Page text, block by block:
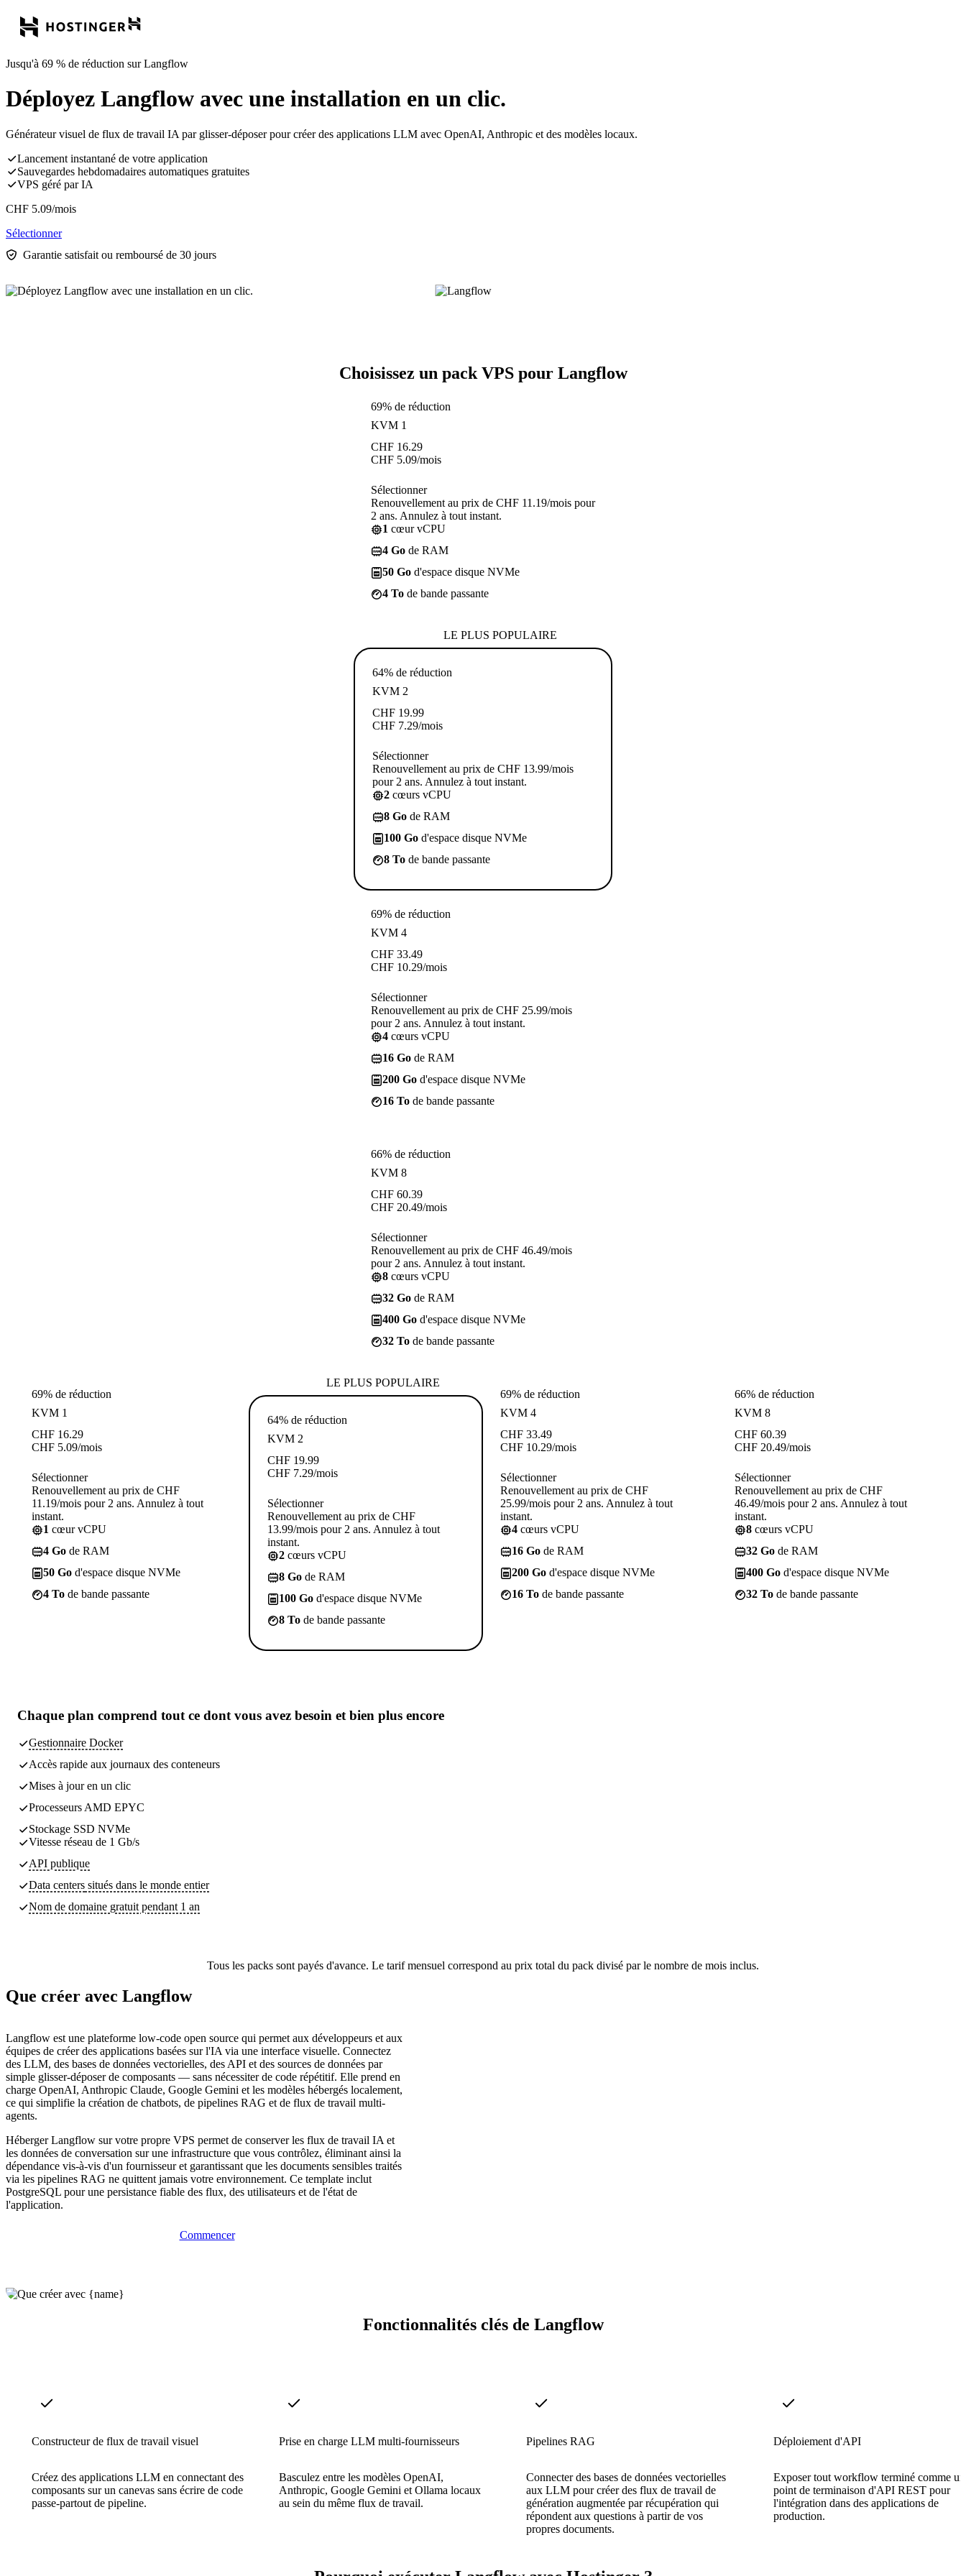
Jusqu'à 69 % de réduction sur Langflow
Déployez Langflow avec une installation en un clic.
Générateur visuel de flux de travail IA par glisser-déposer pour créer des applications LLM avec OpenAI, Anthropic et des modèles locaux.
Lancement instantané de votre application
Sauvegardes hebdomadaires automatiques gratuites
VPS géré par IA
CHF 5.09/mois
Sélectionner
Garantie satisfait ou remboursé de 30 jours
Choisissez un pack VPS pour Langflow
69% de réduction
KVM 1
CHF 16.29
CHF 5.09/mois
Sélectionner
Renouvellement au prix de CHF 11.19/mois pour
2 ans. Annulez à tout instant.
1 cœur vCPU
4 Go de RAM
50 Go d'espace disque NVMe
4 To de bande passante
LE PLUS POPULAIRE
64% de réduction
KVM 2
CHF 19.99
CHF 7.29/mois
Sélectionner
Renouvellement au prix de CHF 13.99/mois
pour 2 ans. Annulez à tout instant.
2 cœurs vCPU
8 Go de RAM
100 Go d'espace disque NVMe
8 To de bande passante
69% de réduction
KVM 4
CHF 33.49
CHF 10.29/mois
Sélectionner
Renouvellement au prix de CHF 25.99/mois
pour 2 ans. Annulez à tout instant.
4 cœurs vCPU
16 Go de RAM
200 Go d'espace disque NVMe
16 To de bande passante
66% de réduction
KVM 8
CHF 60.39
CHF 20.49/mois
Sélectionner
Renouvellement au prix de CHF 46.49/mois
pour 2 ans. Annulez à tout instant.
8 cœurs vCPU
32 Go de RAM
400 Go d'espace disque NVMe
32 To de bande passante
69% de réduction
KVM 1
CHF 16.29
CHF 5.09/mois
Sélectionner
Renouvellement au prix de CHF
11.19/mois pour 2 ans. Annulez à tout
instant.
1 cœur vCPU
4 Go de RAM
50 Go d'espace disque NVMe
4 To de bande passante
LE PLUS POPULAIRE
64% de réduction
KVM 2
CHF 19.99
CHF 7.29/mois
Sélectionner
Renouvellement au prix de CHF
13.99/mois pour 2 ans. Annulez à tout
instant.
2 cœurs vCPU
8 Go de RAM
100 Go d'espace disque NVMe
8 To de bande passante
69% de réduction
KVM 4
CHF 33.49
CHF 10.29/mois
Sélectionner
Renouvellement au prix de CHF
25.99/mois pour 2 ans. Annulez à tout
instant.
4 cœurs vCPU
16 Go de RAM
200 Go d'espace disque NVMe
16 To de bande passante
66% de réduction
KVM 8
CHF 60.39
CHF 20.49/mois
Sélectionner
Renouvellement au prix de CHF
46.49/mois pour 2 ans. Annulez à tout
instant.
8 cœurs vCPU
32 Go de RAM
400 Go d'espace disque NVMe
32 To de bande passante
Chaque plan comprend tout ce dont vous avez besoin et bien plus encore
Gestionnaire Docker
Accès rapide aux journaux des conteneurs
Mises à jour en un clic
Processeurs AMD EPYC
Stockage SSD NVMe
Vitesse réseau de 1 Gb/s
API publique
Data centers situés dans le monde entier
Nom de domaine gratuit pendant 1 an
Tous les packs sont payés d'avance. Le tarif mensuel correspond au prix total du pack divisé par le nombre de mois inclus.
Que créer avec Langflow
Langflow est une plateforme low-code open source qui permet aux développeurs et aux
équipes de créer des applications basées sur l'IA via une interface visuelle. Connectez
des LLM, des bases de données vectorielles, des API et des sources de données par
simple glisser-déposer de composants — sans nécessiter de code répétitif. Elle prend en
charge OpenAI, Anthropic Claude, Google Gemini et les modèles hébergés localement,
ce qui simplifie la création de chatbots, de pipelines RAG et de flux de travail multi-
agents.
Héberger Langflow sur votre propre VPS permet de conserver les flux de travail IA et
les données de conversation sur une infrastructure que vous contrôlez, éliminant ainsi la
dépendance vis-à-vis d'un fournisseur et garantissant que les documents sensibles traités
via les pipelines RAG ne quittent jamais votre environnement. Ce template inclut
PostgreSQL pour une persistance fiable des flux, des utilisateurs et de l'état de
l'application.
Commencer
Fonctionnalités clés de Langflow
Constructeur de flux de travail visuel
Créez des applications LLM en connectant des
composants sur un canevas sans écrire de code
passe-partout de pipeline.
Prise en charge LLM multi-fournisseurs
Basculez entre les modèles OpenAI,
Anthropic, Google Gemini et Ollama locaux
au sein du même flux de travail.
Pipelines RAG
Connecter des bases de données vectorielles
aux LLM pour créer des flux de travail de
génération augmentée par récupération qui
répondent aux questions à partir de vos
propres documents.
Déploiement d'API
Exposer tout workflow terminé comme un
point de terminaison d'API REST pour
l'intégration dans des applications de
production.